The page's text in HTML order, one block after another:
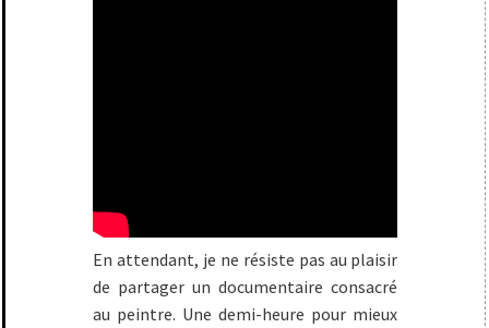
En attendant, je ne résiste pas au plaisir
de partager un documentaire consacré
au peintre. Une demi-heure pour mieux